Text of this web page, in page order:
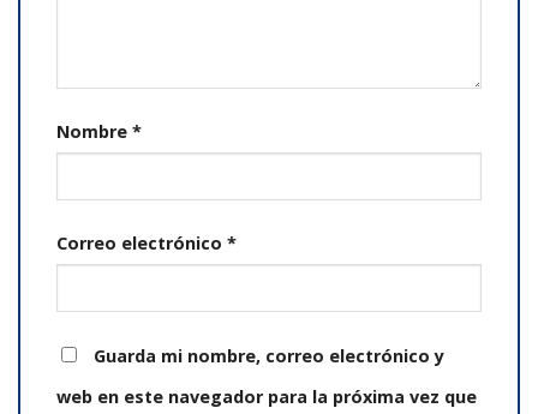
Nombre *
Correo electrónico *
Guarda mi nombre, correo electrónico y
web en este navegador para la próxima vez que